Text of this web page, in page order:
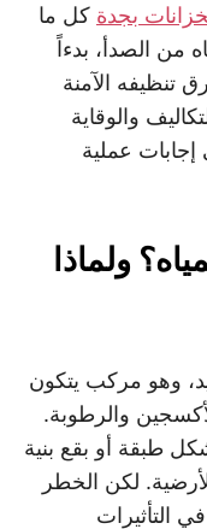
بجدة كل ما
من الصدأ، بدءاً
تنظيفه الآمنة
والوقاية
إجابات عملية
ولماذا
وهو مركب يتكون
والرطوبة.
طبقة أو بقع بنية
لكن الخطر
التأثيرات